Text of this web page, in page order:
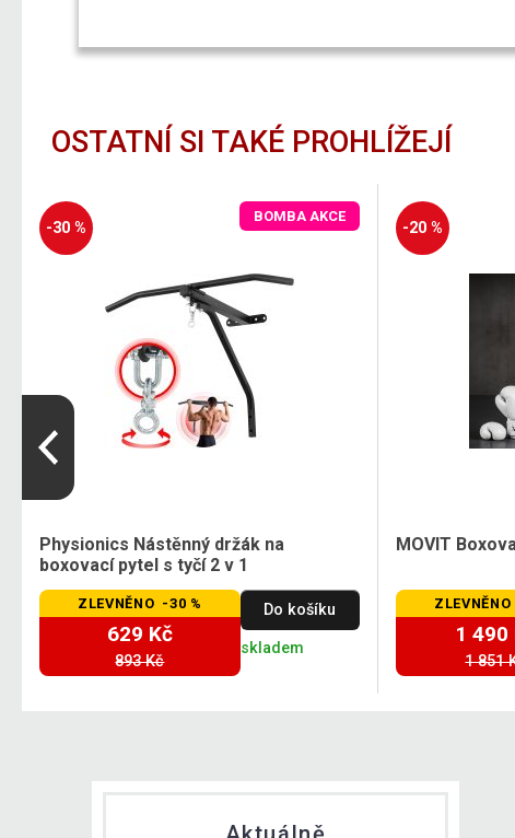
OSTATNÍ SI TAKÉ PROHLÍŽEJÍ
-30 %
BOMBA AKCE
Physionics Nástěnný držák na
boxovací pytel s tyčí 2 v 1
ZLEVNĚNO -30 %
629 Kč
893 Kč
Do košíku
skladem
-20 %
MOVIT
1 490
1 851